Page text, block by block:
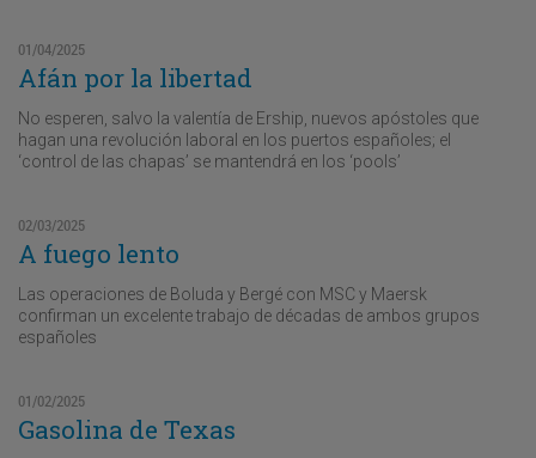
01/04/2025
Afán por la libertad
No esperen, salvo la valentía de Ership, nuevos apóstoles que
hagan una revolución laboral en los puertos españoles; el
‘control de las chapas’ se mantendrá en los ‘pools’
02/03/2025
A fuego lento
Las operaciones de Boluda y Bergé con MSC y Maersk
confirman un excelente trabajo de décadas de ambos grupos
españoles
01/02/2025
Gasolina de Texas